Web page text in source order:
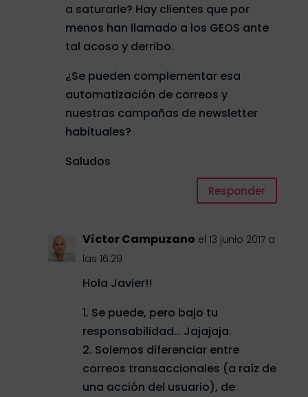
a saturarle? Hay clientes que por
menos han llamado a los GEOS ante
tal acoso y derribo.
¿Se pueden complementar esa
automatización de correos y
nuestras campañas de newsletter
habituales?
Saludos
Responder
Víctor Campuzano el 13 junio 2017 a
las 16:29
Hola Javier!!
1. Se puede, pero bajo tu
responsabilidad… Jajajaja.
2. Solemos diferenciar entre
correos transaccionales (a raíz de
una acción del usuario), de